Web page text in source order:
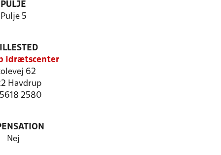
PULJE
Pulje 5
Idrætscenter
62
Havdrup
5618 2580
Nej